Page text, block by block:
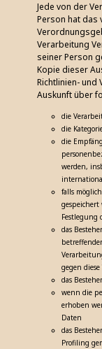
Jede von der
Person hat das
Verarbeitung
seiner Person
Kopie dieser
Richtlinien-
Auskunft über
die
die
die
werden,
falls
Festlegung
das
gegen
das
wenn die
erhoben
Daten
das
Profiling